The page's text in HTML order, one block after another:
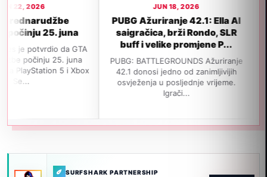
juna
da GTA
25. juna
5 i Xbox
PUBG Ažuriranje 42.1: Ella AI
saigračica, brži Rondo, SLR
buff i velike promjene P...
PUBG: BATTLEGROUNDS Ažuriranje
42.1 donosi jedno od zanimljivijih
osvježenja u posljednje vrijeme.
GTA 6
izlaska u
Navodno je
izađe 19.
jedan
SURFSHARK PARTNERSHIP